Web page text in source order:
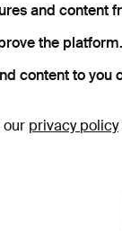
and content
the platform.
content to you
our privacy policy